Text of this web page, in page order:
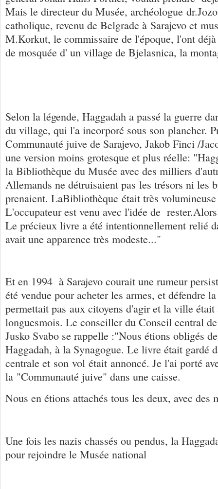
Mais le directeur du Musée, archéologue
catholique, revenu de Belgrade à Sarajevo et
M.Korkut, le commissaire de l'époque, l'ont
de mosquée d' un village de Bjelasnica, la
Selon la légende, Haggadah a passé la guerre
du village, qui l'a incorporé sous son plancher.
Communauté juive de Sarajevo, Jakob Finci /
une version moins grotesque et plus réelle:
la Bibliothèque du Musée avec des milliers
Allemands ne détruisaient pas les trésors ni les
prenaient. LaBibliothèque était très
L'occupateur est venu avec l'idée de
Le précieux livre a été intentionnellement relié
avait une apparence très modeste..."
Et en 1994 à Sarajevo courait une rumeur
été vendue pour acheter les armes, et défendre
permettait pas aux citoyens d'agir et la ville était
longuesmois. Le conseiller du Conseil central
Jusko Svabo se rappelle :"Nous étions obligés
Haggadah, à la Synagogue. Le livre était gardé
centrale et son vol était annoncé. Je l'ai porté
la "Communauté juive" dans une caisse.
Nous en étions attachés tous les deux, avec des
Une fois les nazis chassés ou pendus, la
pour rejoindre le Musée national